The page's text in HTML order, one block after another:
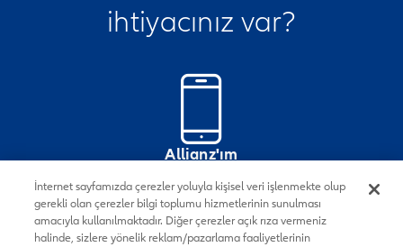
ihtiyacınız var?
Allianz'ım
İnternet sayfamızda çerezler yoluyla kişisel veri işlenmekte olup
gerekli olan çerezler bilgi toplumu hizmetlerinin sunulması
amacıyla kullanılmaktadır. Diğer çerezler açık rıza vermeniz
halinde, sizlere yönelik reklam/pazarlama faaliyetlerinin